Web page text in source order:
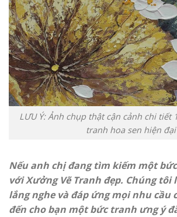
LƯU Ý: Ảnh chụp thật cận cảnh chi tiết
tranh hoa sen hiện đại
Nếu anh chị đang tìm kiếm một
với Xưởng Vẽ Tranh đẹp. Chúng tôi
lắng nghe và đáp ứng mọi nhu cầu
đến cho bạn một bức tranh ưng ý